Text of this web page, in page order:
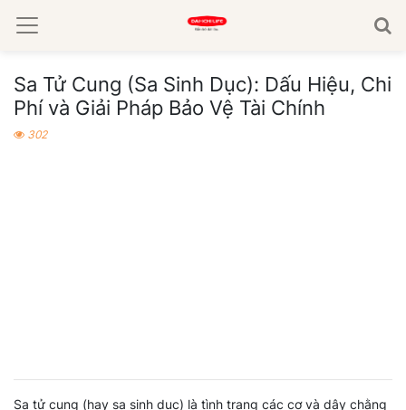
Sa Tử Cung (Sa Sinh Dục): Dấu Hiệu, Chi
Phí và Giải Pháp Bảo Vệ Tài Chính
302
Sa tử cung (hay sa sinh dục) là tình trạng các cơ và dây chằng